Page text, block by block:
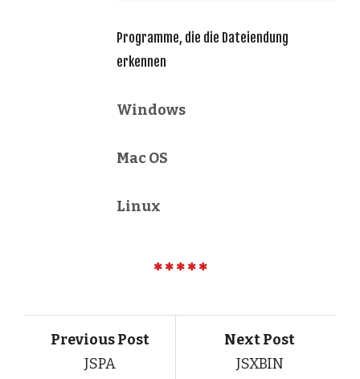
Programme, die die Dateiendung
erkennen
Windows
Mac OS
Linux
Previous Post
JSPA
Next Post
JSXBIN